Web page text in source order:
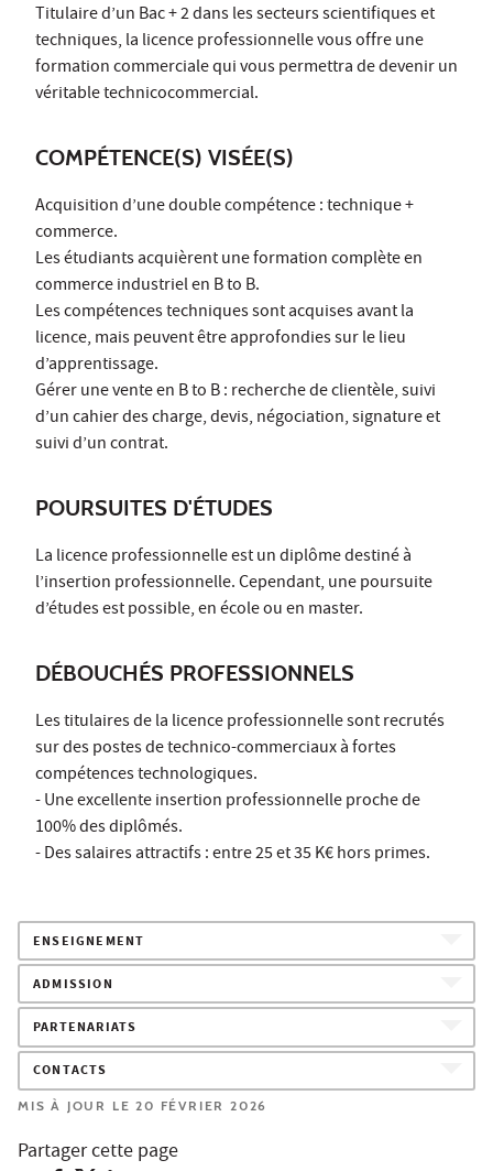
Titulaire d’un Bac + 2 dans les secteurs scientifiques et
techniques, la licence professionnelle vous offre une
formation commerciale qui vous permettra de devenir un
véritable technicocommercial.
COMPÉTENCE(S) VISÉE(S)
Acquisition d’une double compétence : technique +
commerce.
Les étudiants acquièrent une formation complète en
commerce industriel en B to B.
Les compétences techniques sont acquises avant la
licence, mais peuvent être approfondies sur le lieu
d’apprentissage.
Gérer une vente en B to B : recherche de clientèle, suivi
d’un cahier des charge, devis, négociation, signature et
suivi d’un contrat.
POURSUITES D'ÉTUDES
La licence professionnelle est un diplôme destiné à
l’insertion professionnelle. Cependant, une poursuite
d’études est possible, en école ou en master.
DÉBOUCHÉS PROFESSIONNELS
Les titulaires de la licence professionnelle sont recrutés
sur des postes de technico-commerciaux à fortes
compétences technologiques.
- Une excellente insertion professionnelle proche de
100% des diplômés.
- Des salaires attractifs : entre 25 et 35 K€ hors primes.
ENSEIGNEMENT
ADMISSION
PARTENARIATS
CONTACTS
MIS À JOUR LE 20 FÉVRIER 2026
Partager cette page